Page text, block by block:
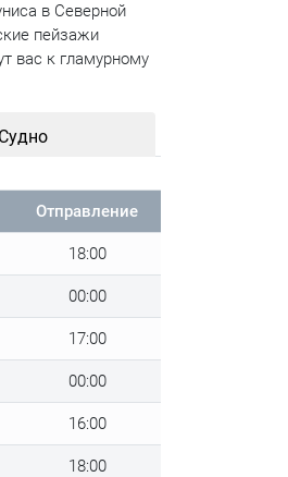
в Северной
пейзажи
вас к гламурному
Судно
Отправление
18:00
00:00
17:00
00:00
16:00
18:00